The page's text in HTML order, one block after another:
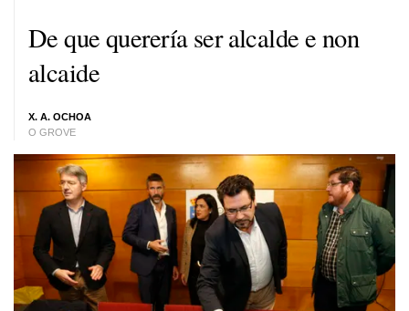
De que querería ser alcalde e non
alcaide
X. A. OCHOA
O GROVE